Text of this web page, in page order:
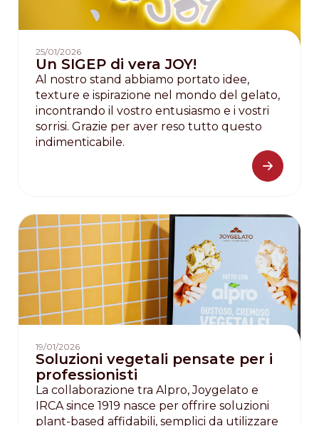
25/01/2026
Un SIGEP di vera JOY!
Al nostro stand abbiamo portato idee,
texture e ispirazione nel mondo del gelato,
incontrando il vostro entusiasmo e i vostri
sorrisi. Grazie per aver reso tutto questo
indimenticabile.
19/01/2026
Soluzioni vegetali pensate per i
professionisti
La collaborazione tra Alpro, Joygelato e
IRCA since 1919 nasce per offrire soluzioni
plant-based affidabili, semplici da utilizzare